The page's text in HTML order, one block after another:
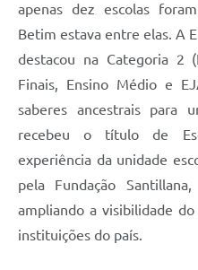
apenas dez escolas
Betim estava entre elas. A
destacou na Categoria 2
Finais, Ensino Médio e
saberes ancestrais para
recebeu o título de
experiência da unidade
pela Fundação
ampliando a visibilidade
instituições do país.